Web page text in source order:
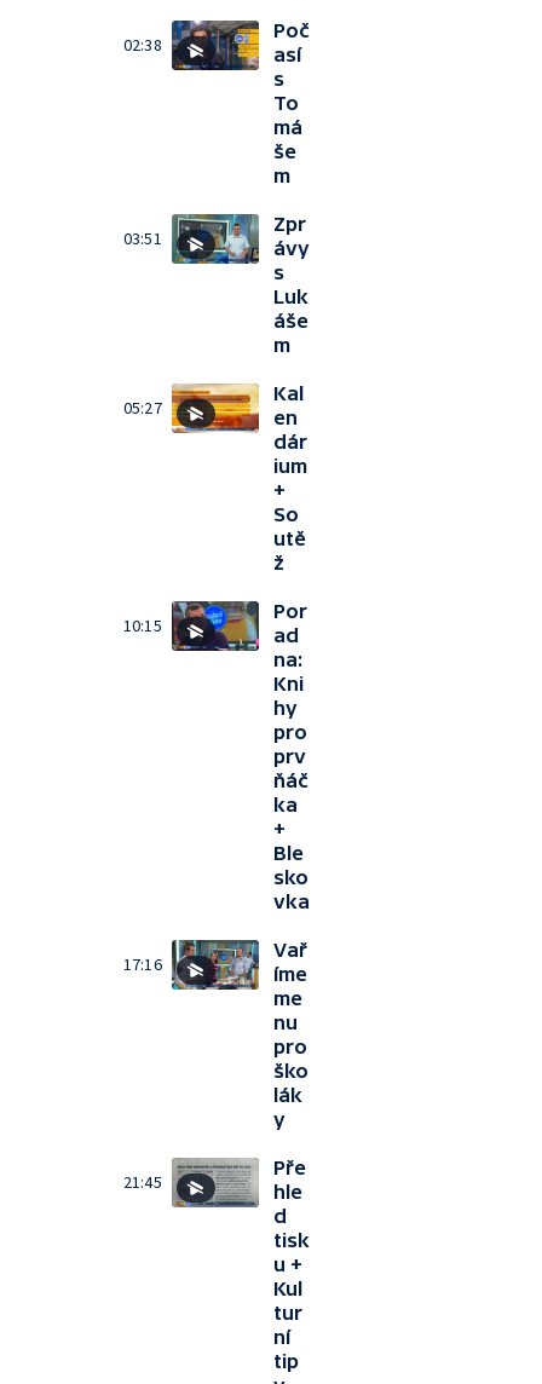
02:38
Poč
así
s
To
má
še
m
03:51
Zpr
ávy
s
Luk
áše
m
05:27
Kal
en
dár
ium
+
So
utě
ž
10:15
Por
ad
na:
Kni
hy
pro
prv
ňáč
ka
+
Ble
sko
vka
17:16
Vař
íme
me
nu
pro
ško
lák
y
21:45
Pře
hle
d
tisk
u +
Kul
tur
ní
tip